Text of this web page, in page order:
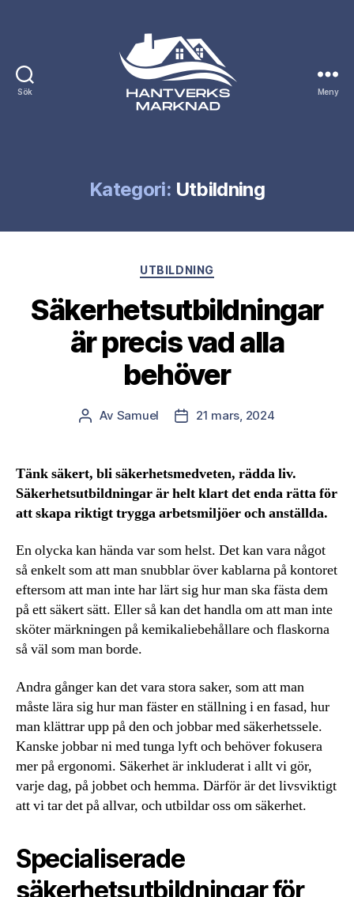
Sök Meny
Kategori: Utbildning
Kategorier
UTBILDNING
Säkerhetsutbildningar
är precis vad alla
behöver
Inläggsförfattare
Av Samuel Inläggsdatum
21 mars, 2024
Tänk säkert, bli säkerhetsmedveten, rädda liv.
Säkerhetsutbildningar är helt klart det enda rätta för
att skapa riktigt trygga arbetsmiljöer och anställda.
En olycka kan hända var som helst. Det kan vara något
så enkelt som att man snubblar över kablarna på kontoret
eftersom att man inte har lärt sig hur man ska fästa dem
på ett säkert sätt. Eller så kan det handla om att man inte
sköter märkningen på kemikaliebehållare och flaskorna
så väl som man borde.
Andra gånger kan det vara stora saker, som att man
måste lära sig hur man fäster en ställning i en fasad, hur
man klättrar upp på den och jobbar med säkerhetssele.
Kanske jobbar ni med tunga lyft och behöver fokusera
mer på ergonomi. Säkerhet är inkluderat i allt vi gör,
varje dag, på jobbet och hemma. Därför är det livsviktigt
att vi tar det på allvar, och utbildar oss om säkerhet.
Specialiserade
säkerhetsutbildningar för